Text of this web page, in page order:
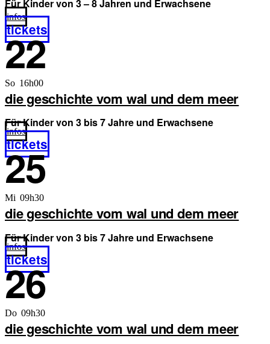
Für Kinder von 3 – 8 Jahren und Erwachsene
infos
tickets
22
So 16h00
die geschichte vom wal und dem meer
Für Kinder von 3 bis 7 Jahre und Erwachsene
infos
tickets
25
Mi 09h30
die geschichte vom wal und dem meer
Für Kinder von 3 bis 7 Jahre und Erwachsene
infos
tickets
26
Do 09h30
die geschichte vom wal und dem meer